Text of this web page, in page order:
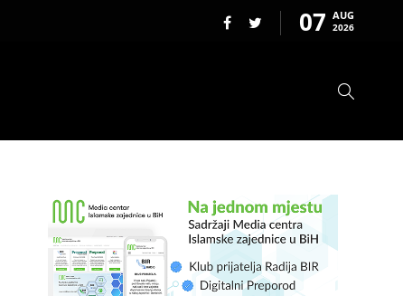
07 AUG
2026